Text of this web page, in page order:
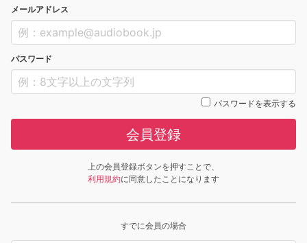
メールアドレス
パスワード
パスワードを表示する
会員登録
上の会員登録ボタンを押すことで、
利用規約に同意したことになります
すでに会員の場合